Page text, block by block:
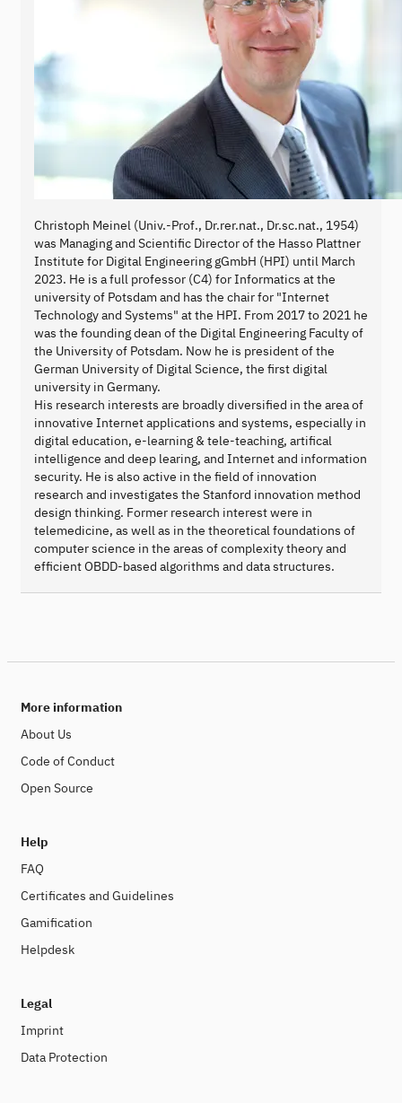
Christoph Meinel (Univ.-Prof., Dr.rer.nat., Dr.sc.nat., 1954)
was Managing and Scientific Director of the Hasso Plattner
Institute for Digital Engineering gGmbH (HPI) until March
2023. He is a full professor (C4) for Informatics at the
university of Potsdam and has the chair for "Internet
Technology and Systems" at the HPI. From 2017 to 2021 he
was the founding dean of the Digital Engineering Faculty of
the University of Potsdam. Now he is president of the
German University of Digital Science, the first digital
university in Germany.
His research interests are broadly diversified in the area of
innovative Internet applications and systems, especially in
digital education, e-learning & tele-teaching, artifical
intelligence and deep learing, and Internet and information
security. He is also active in the field of innovation
research and investigates the Stanford innovation method
design thinking. Former research interest were in
telemedicine, as well as in the theoretical foundations of
computer science in the areas of complexity theory and
efficient OBDD-based algorithms and data structures.
More information
About Us
Code of Conduct
Open Source
Help
FAQ
Certificates and Guidelines
Gamification
Helpdesk
Legal
Imprint
Data Protection